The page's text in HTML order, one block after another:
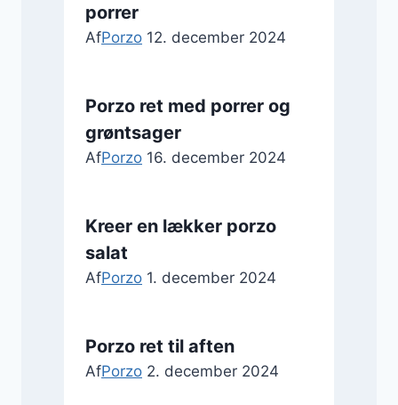
porrer
AfPorzo 12. december 2024
Porzo ret med porrer og
grøntsager
AfPorzo 16. december 2024
Kreer en lækker porzo
salat
AfPorzo 1. december 2024
Porzo ret til aften
AfPorzo 2. december 2024